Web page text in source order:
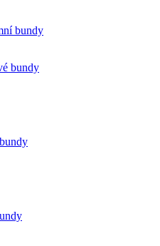
bundy
bundy